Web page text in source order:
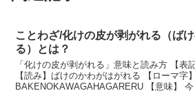
ことわざ/化けの皮が剥がれる（ば
る）とは？
「化けの皮が剥がれる」意味と読み方 【表記】化けの皮が剥がれる
【読み】ばけのかわがはがれる 【ローマ字】
BAKENOKAWAGAHAGARERU 【意味】 今まで隠してきた正体や本